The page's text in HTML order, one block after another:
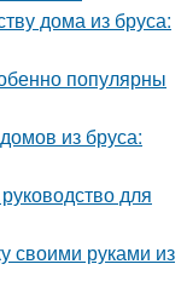
дома из бруса:
популярны
из бруса:
для
своими руками из